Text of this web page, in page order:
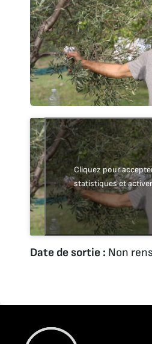
Cliquez pour
statistiques et
Date de sortie : Non